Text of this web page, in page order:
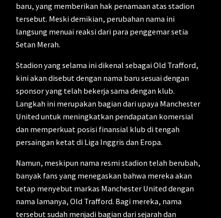
baru, yang memberikan hak penamaan atas stadion
tersebut. Meski demikian, perubahan nama ini
langsung menuai reaksi dari para penggemar setia
Setan Merah.
Stadion yang selama ini dikenal sebagai Old Trafford,
kini akan disebut dengan nama baru sesuai dengan
sponsor yang telah bekerja sama dengan klub.
Langkah ini merupakan bagian dari upaya Manchester
United untuk meningkatkan pendapatan komersial
dan memperkuat posisi finansial klub di tengah
persaingan ketat di Liga Inggris dan Eropa.
Namun, meskipun nama resmi stadion telah berubah,
banyak fans yang menegaskan bahwa mereka akan
tetap menyebut markas Manchester United dengan
nama lamanya, Old Trafford. Bagi mereka, nama
tersebut sudah menjadi bagian dari sejarah dan